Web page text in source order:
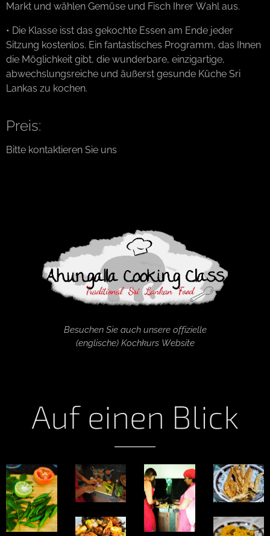
Markt und wählen Gemüse und Fisch Ihrer Wahl aus.
• Die Klasse isst das gekochte Essen am Ende jeder
Sitzung kostenlos. Ein fantastisches Programm, das Ihnen
die Möglichkeit gibt, die wunderbare, einzigartige,
abwechslungsreiche und äußerst gesunde Küche Sri
Lankas zu kochen.
Preis:
Bitte kontaktieren Sie uns
Besuchen Sie auch unsere offizielle
(englische) Kochkurs Website
Auf einen Blick